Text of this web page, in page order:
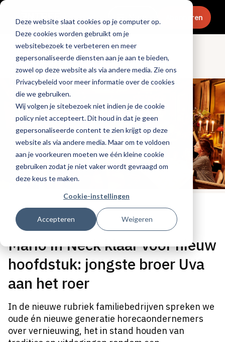
Deze website slaat cookies op je computer op.
Deze cookies worden gebruikt om je
websitebezoek te verbeteren en meer
gepersonaliseerde diensten aan je aan te bieden,
zowel op deze website als via andere media. Zie ons
Privacybeleid voor meer informatie over de cookies
die we gebruiken.
Wij volgen je sitebezoek niet indien je de cookie
policy niet accepteert. Dit houd in dat je geen
gepersonaliseerde content te zien krijgt op deze
website als via andere media. Maar om te voldoen
aan je voorkeuren moeten we één kleine cookie
gebruiken zodat je niet vaker wordt gevraagd om
deze keus te maken.
Cookie-instellingen
Accepteren Weigeren
Menu Abonneren
Ondernemen
Tags:ondernemersverhaal
Gepubliceerd op: 14 januari 2025
Mario in Neck klaar voor nieuw
hoofdstuk: jongste broer Uva
aan het roer
In de nieuwe rubriek familiebedrijven spreken we
oude én nieuwe generatie horecaondernemers
over vernieuwing, het in stand houden van